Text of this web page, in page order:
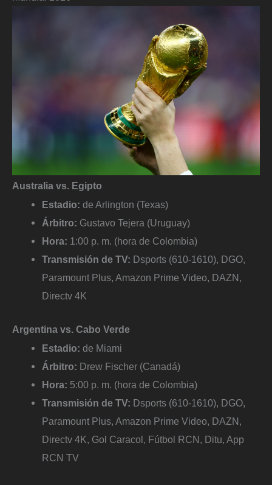
Australia vs. Egipto
Estadio:de Arlington (Texas)
Árbitro: Gustavo Tejera (Uruguay)
Hora: 1:00 p. m. (hora de Colombia)
Transmisión de TV: Dsports (610-1610), DGO,
Paramount Plus, Amazon Prime Video, DAZN,
Directv 4K
Argentina vs. Cabo Verde
Estadio:de Miami
Árbitro: Drew Fischer (Canadá)
Hora: 5:00 p. m. (hora de Colombia)
Transmisión de TV: Dsports (610-1610), DGO,
Paramount Plus, Amazon Prime Video, DAZN,
Directv 4K, Gol Caracol, Fútbol RCN, Ditu, App
RCN TV